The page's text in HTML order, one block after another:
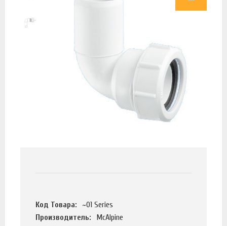
Код Товара:
~01 Series
Производитель:
McAlpine